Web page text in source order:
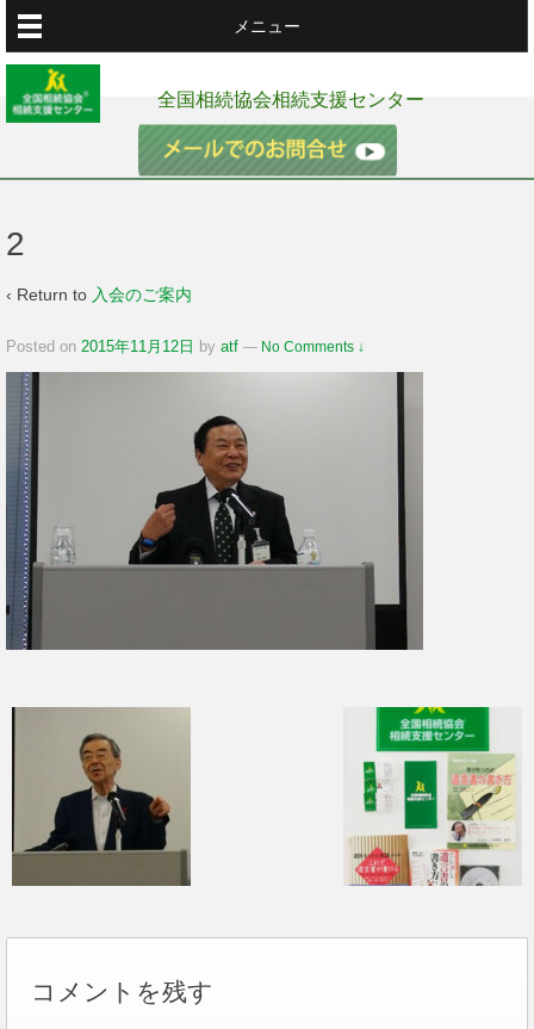
メニュー
全国相続協会相続支援センター
2
‹ Return to 入会のご案内
Posted on 2015年11月12日 by atf — No Comments ↓
コメントを残す